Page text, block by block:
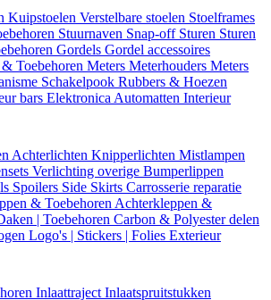
Kuipstoelen Verstelbare stoelen Stoelframes
Stuurnaven Snap-off Sturen Sturen
Gordels Gordel accessoires
Toebehoren Meters Meterhouders Meters
Schakelpook Rubbers & Hoezen
bars Elektronica Automatten Interieur
Achterlichten Knipperlichten Mistlampen
Verlichting overige Bumperlippen
Spoilers Side Skirts Carrosserie reparatie
& Toebehoren Achterkleppen &
| Toebehoren Carbon & Polyester delen
Logo's | Stickers | Folies Exterieur
Inlaattraject Inlaatspruitstukken